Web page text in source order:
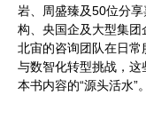
岩、周盛臻及50位分
构、央国企及大型集团
北宙的咨询团队在日
与数智化转型挑战，
本书内容的“源头活水”。